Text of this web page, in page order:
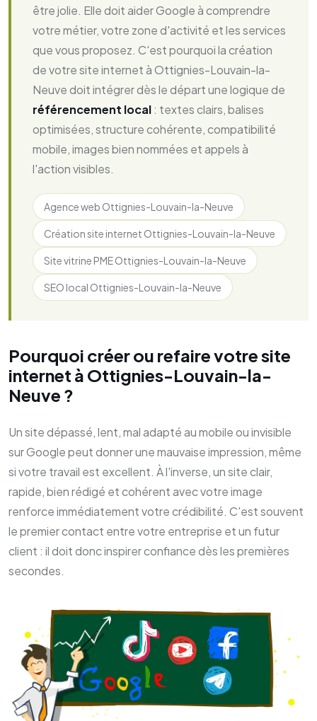
être jolie. Elle doit aider Google à comprendre
votre métier, votre zone d'activité et les services
que vous proposez. C'est pourquoi la création
de votre site internet à Ottignies-Louvain-la-
Neuve doit intégrer dès le départ une logique de
référencement local: textes clairs, balises
optimisées, structure cohérente, compatibilité
mobile, images bien nommées et appels à
l'action visibles.
Agence web Ottignies-Louvain-la-Neuve
Création site internet Ottignies-Louvain-la-Neuve
Site vitrine PME Ottignies-Louvain-la-Neuve
SEO local Ottignies-Louvain-la-Neuve
Pourquoi créer ou refaire votre site
internet à Ottignies-Louvain-la-
Neuve ?
Un site dépassé, lent, mal adapté au mobile ou invisible
sur Google peut donner une mauvaise impression, même
si votre travail est excellent. À l'inverse, un site clair,
rapide, bien rédigé et cohérent avec votre image
renforce immédiatement votre crédibilité. C'est souvent
le premier contact entre votre entreprise et un futur
client : il doit donc inspirer confiance dès les premières
secondes.